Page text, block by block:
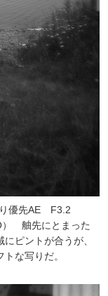
り優先AE F3.2
舳先にとまった
ピントが合うが、
な写りだ。